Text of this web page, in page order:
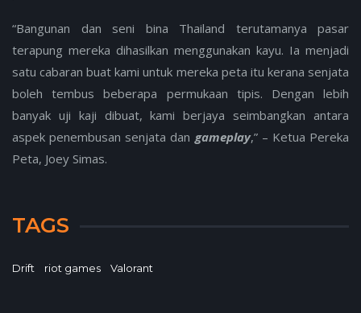
“Bangunan dan seni bina Thailand terutamanya pasar
terapung mereka dihasilkan menggunakan kayu. Ia menjadi
satu cabaran buat kami untuk mereka peta itu kerana senjata
boleh tembus beberapa permukaan tipis. Dengan lebih
banyak uji kaji dibuat, kami berjaya seimbangkan antara
aspek penembusan senjata dan gameplay,” – Ketua Pereka
Peta, Joey Simas.
TAGS
Drift riot games Valorant